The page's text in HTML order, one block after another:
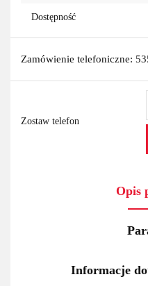
Dostępność
Zamówienie telefoniczne:
Zostaw telefon
Opis
Informacje